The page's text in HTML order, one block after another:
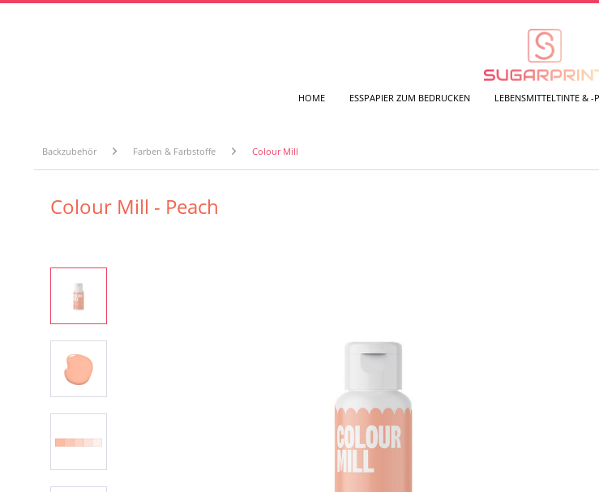
HOME ESSPAPIER ZUM BEDRUCKEN LEBENSMITTELTINTE & -
Backzubehör Farben & Farbstoffe Colour Mill
Colour Mill - Peach